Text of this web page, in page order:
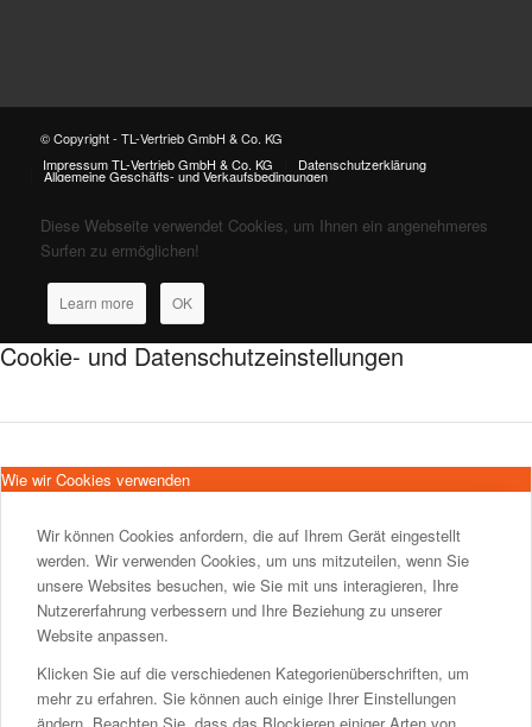
© Copyright - TL-Vertrieb GmbH & Co. KG
Impressum TL-Vertrieb GmbH & Co. KG
Datenschutzerklärung
Allgemeine Geschäfts- und Verkaufsbedingungen
Diese Webseite verwendet Cookies, um Ihnen ein angenehmeres
Surfen zu ermöglichen!
Learn more OK
Cookie- und Datenschutzeinstellungen
Wie wir Cookies verwenden
Wir können Cookies anfordern, die auf Ihrem Gerät eingestellt
werden. Wir verwenden Cookies, um uns mitzuteilen, wenn Sie
unsere Websites besuchen, wie Sie mit uns interagieren, Ihre
Nutzererfahrung verbessern und Ihre Beziehung zu unserer
Website anpassen.
Klicken Sie auf die verschiedenen Kategorienüberschriften, um
mehr zu erfahren. Sie können auch einige Ihrer Einstellungen